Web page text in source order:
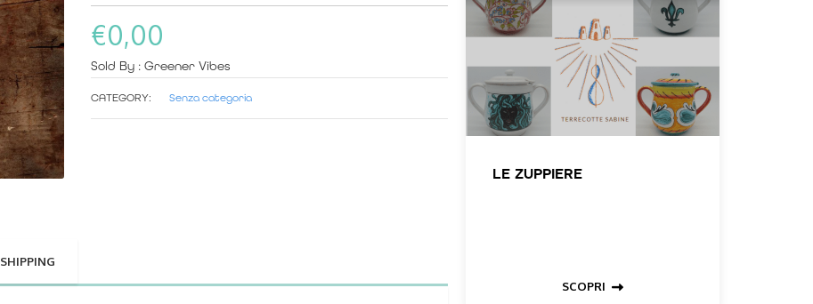
€0,00
Sold By : Greener Vibes
CATEGORY: Senza categoria
SHIPPING
LE ZUPPIERE
SCOPRI